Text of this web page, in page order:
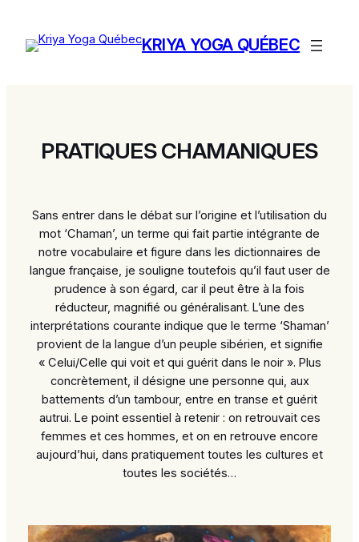
contenu
KRIYA YOGA QUÉBEC
PRATIQUES CHAMANIQUES
Sans entrer dans le débat sur l’origine et l’utilisation du
mot ‘Chaman’, un terme qui fait partie intégrante de
notre vocabulaire et figure dans les dictionnaires de
langue française, je souligne toutefois qu’il faut user de
prudence à son égard, car il peut être à la fois
réducteur, magnifié ou généralisant. L’une des
interprétations courante indique que le terme ‘Shaman’
provient de la langue d’un peuple sibérien, et signifie
« Celui/Celle qui voit et qui guérit dans le noir ». Plus
concrètement, il désigne une personne qui, aux
battements d’un tambour, entre en transe et guérit
autrui. Le point essentiel à retenir : on retrouvait ces
femmes et ces hommes, et on en retrouve encore
aujourd’hui, dans pratiquement toutes les cultures et
toutes les sociétés…